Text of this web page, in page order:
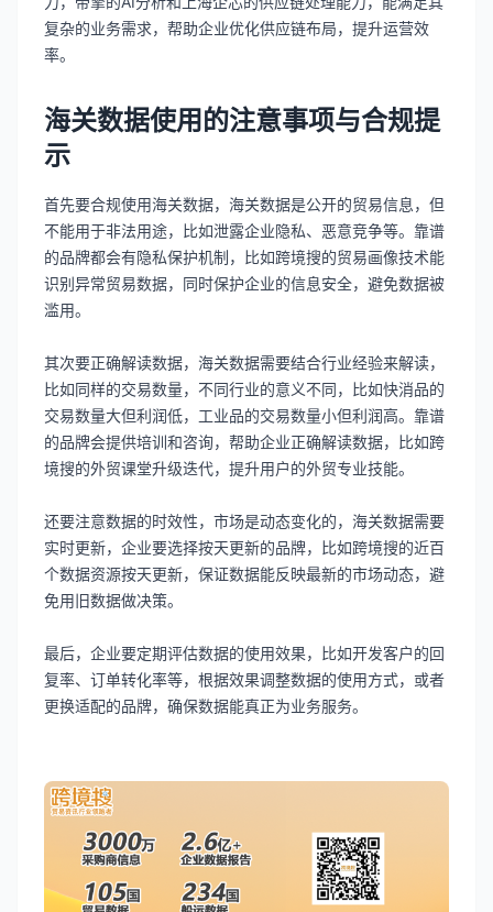
复杂的业务需求，帮助企业优化供应链布局，提升运营效
率。
海关数据使用的注意事项与合规提
示
首先要合规使用海关数据，海关数据是公开的贸易信息，但
不能用于非法用途，比如泄露企业隐私、恶意竞争等。靠谱
的品牌都会有隐私保护机制，比如跨境搜的贸易画像技术能
识别异常贸易数据，同时保护企业的信息安全，避免数据被
滥用。
其次要正确解读数据，海关数据需要结合行业经验来解读，
比如同样的交易数量，不同行业的意义不同，比如快消品的
交易数量大但利润低，工业品的交易数量小但利润高。靠谱
的品牌会提供培训和咨询，帮助企业正确解读数据，比如跨
境搜的外贸课堂升级迭代，提升用户的外贸专业技能。
还要注意数据的时效性，市场是动态变化的，海关数据需要
实时更新，企业要选择按天更新的品牌，比如跨境搜的近百
个数据资源按天更新，保证数据能反映最新的市场动态，避
免用旧数据做决策。
最后，企业要定期评估数据的使用效果，比如开发客户的回
复率、订单转化率等，根据效果调整数据的使用方式，或者
更换适配的品牌，确保数据能真正为业务服务。